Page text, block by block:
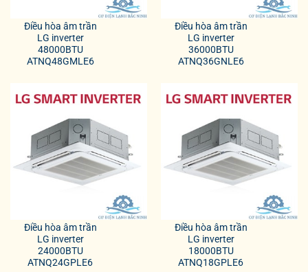
Điều hòa âm trần
LG inverter
48000BTU
ATNQ48GMLE6
Điều hòa âm trần
LG inverter
36000BTU
ATNQ36GNLE6
Điều hòa âm trần
LG inverter
24000BTU
ATNQ24GPLE6
Điều hòa âm trần
LG inverter
18000BTU
ATNQ18GPLE6